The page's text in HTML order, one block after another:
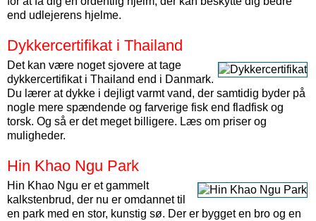
end udlejerens hjelme.
Dykkercertifikat i Thailand
Det kan være noget sjovere at tage
dykkercertifikat i Thailand end i Danmark.
Du lærer at dykke i dejligt varmt vand, der samtidig byder på
nogle mere spændende og farverige fisk end fladfisk og
torsk. Og så er det meget billigere. Læs om priser og
muligheder.
Hin Khao Ngu Park
Hin Khao Ngu er et gammelt
kalkstenbrud, der nu er omdannet til
en park med en stor, kunstig sø. Der er bygget en bro og en